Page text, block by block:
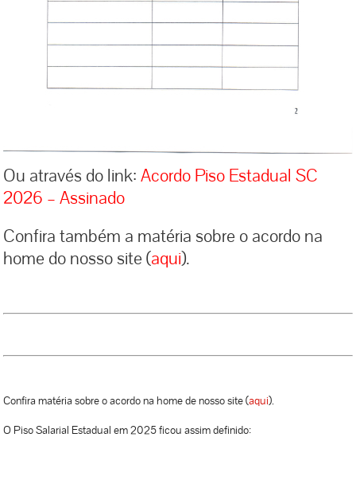
Ou através do link:Acordo Piso Estadual SC
2026 – Assinado
Confira também a matéria sobre o acordo na
home do nosso site (aqui).
Confira matéria sobre o acordo na home de nosso site (aqui).
O Piso Salarial Estadual em 2025 ficou assim definido: